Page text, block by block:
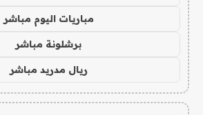
مباريات اليوم مباشر
برشلونة مباشر
ريال مدريد مباشر